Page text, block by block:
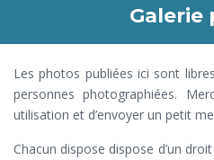
Galerie
Les photos publiées ici sont
personnes photographiées.
utilisation et d’envoyer un petit
Chacun dispose dispose d’un